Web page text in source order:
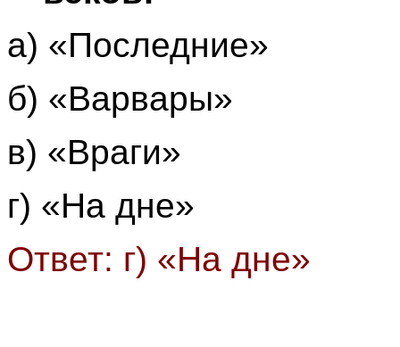
а) «Последние»
б) «Варвары»
в) «Враги»
г) «На дне»
Ответ: г) «На дне»